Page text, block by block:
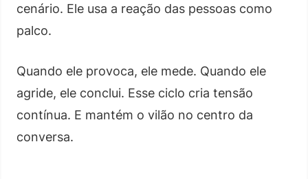
cenário. Ele usa a reação das pessoas como
palco.
Quando ele provoca, ele mede. Quando ele
agride, ele conclui. Esse ciclo cria tensão
contínua. E mantém o vilão no centro da
conversa.